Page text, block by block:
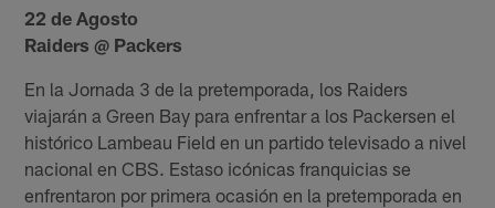
22 de Agosto
Raiders @ Packers
En la Jornada 3 de la pretemporada, los Raiders
viajarán a Green Bay para enfrentar a los Packersen el
histórico Lambeau Field en un partido televisado a nivel
nacional en CBS. Estaso icónicas franquicias se
enfrentaron por primera ocasión en la pretemporada en